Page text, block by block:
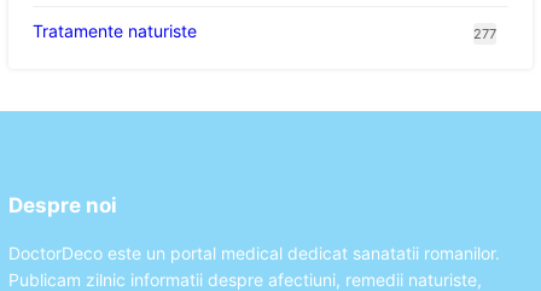
Tratamente naturiste 277
Despre noi
DoctorDeco este un portal medical dedicat sanatatii romanilor.
Publicam zilnic informatii despre afectiuni, remedii naturiste,